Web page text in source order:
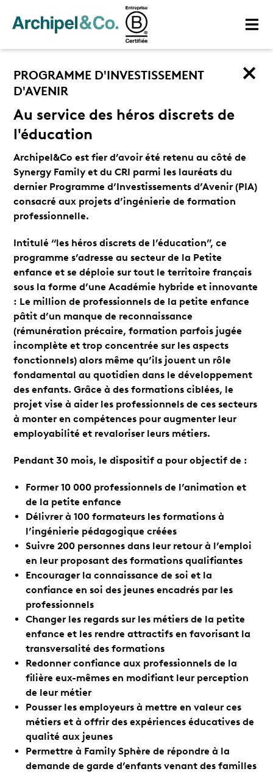
PROGRAMME D'INVESTISSEMENT
D'AVENIR
Au service des héros discrets de
l'éducation
Archipel&Co est fier d’avoir été retenu au côté de
Synergy Family et du CRI parmi les lauréats du
dernier Programme d’Investissements d’Avenir (PIA)
consacré aux projets d’ingénierie de formation
professionnelle.
Intitulé “les héros discrets de l’éducation”, ce
programme s’adresse au secteur de la Petite
enfance et se déploie sur tout le territoire français
sous la forme d’une Académie hybride et innovante
: Le million de professionnels de la petite enfance
pâtit d’un manque de reconnaissance
(rémunération précaire, formation parfois jugée
incomplète et trop concentrée sur les aspects
fonctionnels) alors même qu’ils jouent un rôle
fondamental au quotidien dans le développement
des enfants. Grâce à des formations ciblées, le
projet vise à aider les professionnels de ces secteurs
à monter en compétences pour augmenter leur
employabilité et revaloriser leurs métiers.
Pendant 30 mois, le dispositif a pour objectif de :
Former 10 000 professionnels de l’animation et
de la petite enfance
Délivrer à 100 formateurs les formations à
l’ingénierie pédagogique créées
Suivre 200 personnes dans leur retour à l’emploi
en leur proposant des formations qualifiantes
Encourager la connaissance de soi et la
confiance en soi des jeunes encadrés par les
professionnels
Changer les regards sur les métiers de la petite
enfance et les rendre attractifs en favorisant la
transversalité des formations
Redonner confiance aux professionnels de la
filière eux-mêmes en modifiant leur perception
de leur métier
Pousser les employeurs à mettre en valeur ces
métiers et à offrir des expériences éducatives de
qualité aux jeunes
Permettre à Family Sphère de répondre à la
demande de garde d’enfants venant des familles